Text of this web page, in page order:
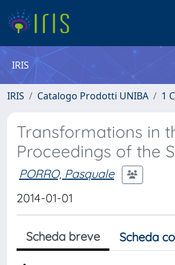
IRIS
IRIS Catalogo Prodotti UNIBA 1
Transformations in
Proceedings of the
PORRO, Pasquale
2014-01-01
Scheda breve Scheda